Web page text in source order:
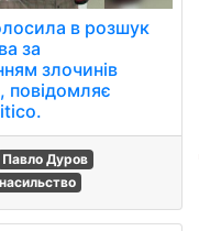
в розшук
за
злочинів
повідомляє
Павло Дуров